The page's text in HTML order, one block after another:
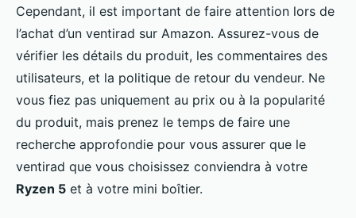
Cependant, il est important de faire attention lors de
l’achat d’un ventirad sur Amazon. Assurez-vous de
vérifier les détails du produit, les commentaires des
utilisateurs, et la politique de retour du vendeur. Ne
vous fiez pas uniquement au prix ou à la popularité
du produit, mais prenez le temps de faire une
recherche approfondie pour vous assurer que le
ventirad que vous choisissez conviendra à votre
Ryzen 5 et à votre mini boîtier.